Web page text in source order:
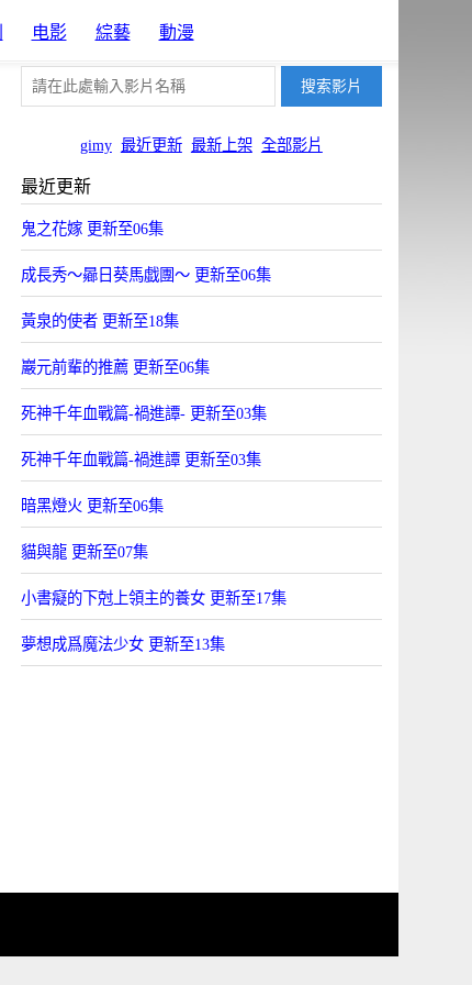
电影 綜藝 動漫
gimy 最近更新 最新上架 全部影片
最近更新
鬼之花嫁 更新至06集
成長秀～曏日葵馬戯團～ 更新至06集
黃泉的使者 更新至18集
巖元前輩的推薦 更新至06集
死神千年血戰篇-禍進譚- 更新至03集
死神千年血戰篇-禍進譚 更新至03集
暗黑燈火 更新至06集
貓與龍 更新至07集
小書癡的下尅上領主的養女 更新至17集
夢想成爲魔法少女 更新至13集